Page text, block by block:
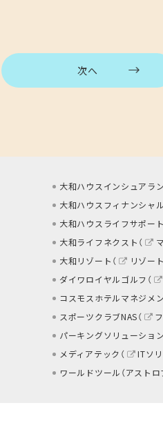
次へ
大和ハウスインシュアラ
大和ハウスフィナンシャル
大和ハウスライフサポート
大和ライフネクスト（
大和リゾート（
リゾー
ダイワロイヤルゴルフ（
コスモスホテルマネジメ
スポーツクラブNAS（
パーキングソリューショ
メディアテック（
ITソ
ワールドツール（アストロ